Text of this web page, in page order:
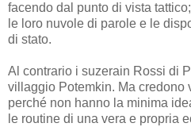
facendo dal punto di vista
le loro nuvole di parole e le
di stato.
Al contrario i suzerain Rossi di
villaggio Potemkin. Ma credono
perché non hanno la minima
le routine di una vera e propria